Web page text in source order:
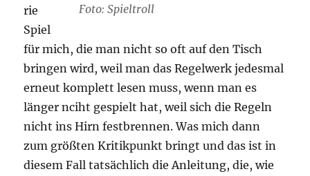
Foto: Spieltroll
rie
Spiel
für mich, die man nicht so oft auf den Tisch
bringen wird, weil man das Regelwerk jedesmal
erneut komplett lesen muss, wenn man es
länger nciht gespielt hat, weil sich die Regeln
nicht ins Hirn festbrennen. Was mich dann
zum größten Kritikpunkt bringt und das ist in
diesem Fall tatsächlich die Anleitung, die, wie